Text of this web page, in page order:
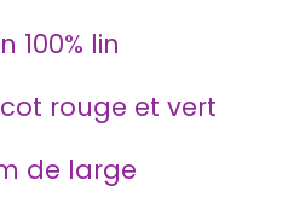
100% lin
rouge et vert
de large